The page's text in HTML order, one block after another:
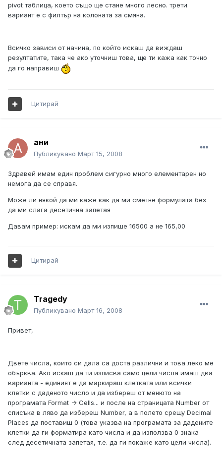
pivot таблица, което също ще стане много лесно. трети
вариант е с филтър на колоната за смяна.
Всичко зависи от начина, по който искаш да виждаш
резултатите, така че ако уточниш това, ще ти кажа как точно
да го направиш
Цитирай
ани
Публикувано Март 15, 2008
Здравей имам един проблем сигурно много елементарен но
немога да се справя.
Може ли някой да ми каже как да ми сметне формулата без
да ми слага десетична запетая
Давам пример: искам да ми изпише 16500 а не 165,00
Цитирай
Tragedy
Публикувано Март 16, 2008
Привет,
Двете числа, които си дала са доста различни и това леко ме
обърква. Ако искаш да ти изписва само цели числа имаш два
варианта - единият е да маркираш клетката или всички
клетки с даденото число и да избереш от менюто на
програмата Format -> Cells... и после на страницата Number от
списъка в ляво да избереш Number, а в полето срещу Decimal
Places да поставиш 0 (това указва на програмата за дадените
клетки да ги форматира като числа и да използва 0 знака
след десетичната запетая, т.е. да ги покаже като цели числа).